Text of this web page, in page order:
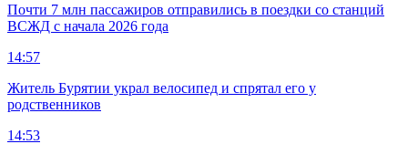
Почти 7 млн пассажиров отправились в поездки со станций
ВСЖД с начала 2026 года
14:57
Житель Бурятии украл велосипед и спрятал его у
родственников
14:53